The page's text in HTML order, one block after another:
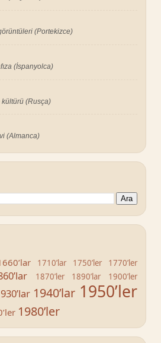
(Portekizce)
(İspanyolca)
kültürü (Rusça)
(Almanca)
1710’lar 1750’ler
1770’ler
1870’ler 1890’lar 1900’ler
1940’lar 1950’ler
1980’ler